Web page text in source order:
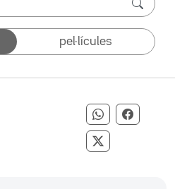
pel·lícules
Compartir
Compartir